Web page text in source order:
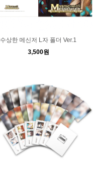
수상한 메신저 L자 폴더 Ver.1
3,500원